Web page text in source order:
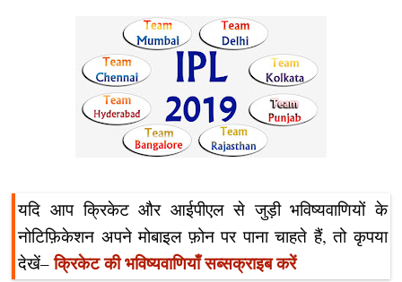
यदि आप क्रिकेट और आईपीएल से जुड़ी भविष्यवाणियों के
नोटिफ़िकेशन अपने मोबाइल फ़ोन पर पाना चाहते हैं, तो कृपया
देखें–क्रिकेट की भविष्यवाणियाँ सब्सक्राइब करें